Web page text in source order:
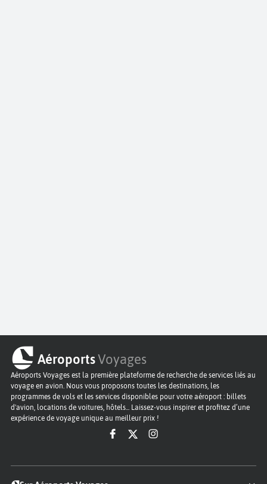
AéroportsVoyages
Aéroports Voyages est la première plateforme de recherche de services liés au
voyage en avion. Nous vous proposons toutes les destinations, les
programmes de vols et les services disponibles pour votre aéroport : billets
d'avion, locations de voitures, hôtels... Laissez-vous inspirer et profitez d’une
expérience de voyage unique au meilleur prix !